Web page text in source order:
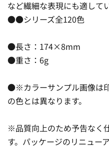
など繊細な表現にも適して
●●シリーズ全120色
●長さ：174×8mm
●重さ：6g
●※カラーサンプル画像は
の色とは異なります。
※品質向上のため予告なく
す。パッケージのリニュー